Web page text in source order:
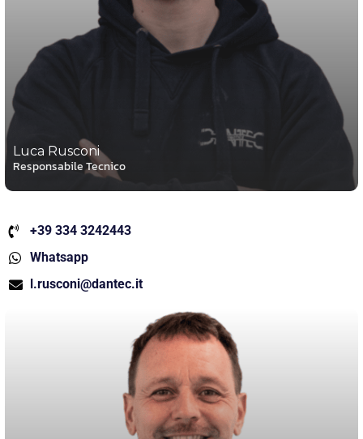
Luca Rusconi
Responsabile Tecnico
+39 334 3242443
Whatsapp
l.rusconi@dantec.it